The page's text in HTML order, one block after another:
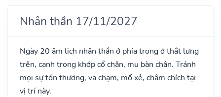
Nhân thần 17/11/2027
Ngày 20 âm lịch nhân thần ở phía trong ở thắt lưng
trên, cạnh trong khớp cổ chân, mu bàn chân. Tránh
mọi sự tổn thương, va chạm, mổ xẻ, châm chích tại
vị trí này.